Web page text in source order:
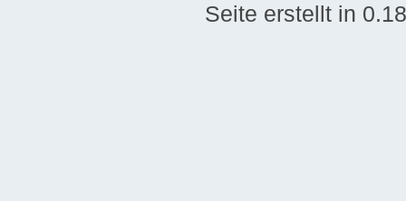
Seite erstellt in